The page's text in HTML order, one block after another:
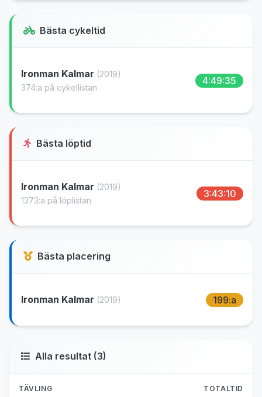
Bästa cykeltid
Ironman Kalmar (2019)
374:a på cykellistan
4:49:35
Bästa löptid
Ironman Kalmar (2019)
1373:a på löplistan
3:43:10
Bästa placering
Ironman Kalmar (2019) 199:a
Alla resultat (3)
TÄVLING TOTALTID